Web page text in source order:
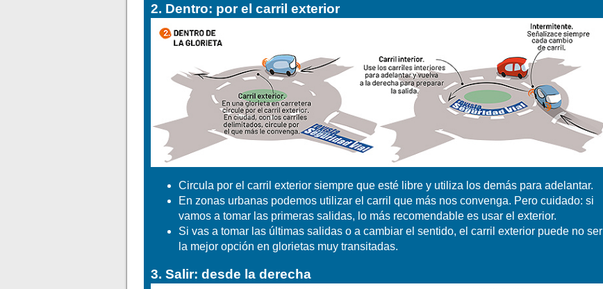
2. Dentro: por el carril exterior
Circula por el carril exterior siempre que esté libre y utiliza los demás para adelantar.
En zonas urbanas podemos utilizar el carril que más nos convenga. Pero cuidado: si
vamos a tomar las primeras salidas, lo más recomendable es usar el exterior.
Si vas a tomar las últimas salidas o a cambiar el sentido, el carril exterior puede no ser
la mejor opción en glorietas muy transitadas.
3. Salir: desde la derecha